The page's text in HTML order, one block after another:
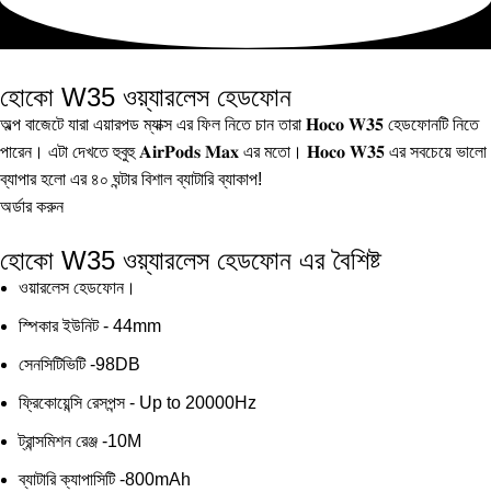
হোকো W35 ওয়্যারলেস হেডফোন
অল্প বাজেটে যারা এয়ারপড ম্যাক্স এর ফিল নিতে চান তারা 𝐇𝐨𝐜𝐨 𝐖𝟑𝟓 হেডফোনটি নিতে
পারেন। এটা দেখতে হুবুহু 𝐀𝐢𝐫𝐏𝐨𝐝𝐬 𝐌𝐚𝐱 এর মতো। 𝐇𝐨𝐜𝐨 𝐖𝟑𝟓 এর সবচেয়ে ভালো
ব্যাপার হলো এর ৪০ ঘন্টার বিশাল ব্যাটারি ব্যাকাপ!
অর্ডার করুন
হোকো W35 ওয়্যারলেস হেডফোন এর বৈশিষ্ট
ওয়ারলেস হেডফোন।
স্পিকার ইউনিট - 44mm
সেনসিটিভিটি -98DB
ফ্রিকোয়েন্সি রেসপন্স - Up to 20000Hz
ট্রান্সমিশন রেঞ্জ -10M
ব্যাটারি ক্যাপাসিটি -800mAh